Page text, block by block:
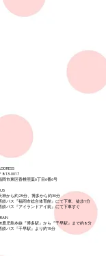
813-0017
岡市東区香椎照葉6丁目6番6号
神から約25分、博多から約30分
鉄バス『福岡市総合体育館』にて下車、徒歩1分
鉄バス『アイランドアイ前』にて下車すぐ
鹿児島本線『博多駅』から『千早駅』まで約8分
鉄バス『千早駅』より約15分